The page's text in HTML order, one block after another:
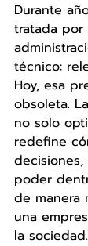
Durante
tratada por
técnico:
Hoy, esa
obsoleta.
no solo
redefine
poder
de manera
una
la sociedad.